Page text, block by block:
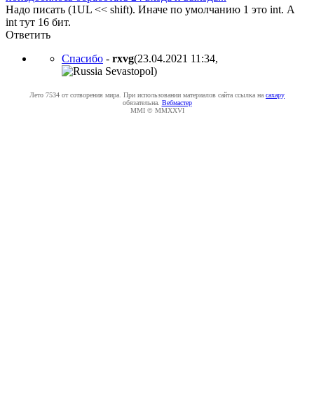
Надо писать (1UL << shift). Иначе по умолчанию 1 это int. А
int тут 16 бит.
Ответить
Спасибо - rxvg(23.04.2021 11:34,
)
Лето 7534 от сотворения мира. При использовании материалов сайта ссылка на caxapу
обязательна. Вебмастер
MMI © MMXXVI